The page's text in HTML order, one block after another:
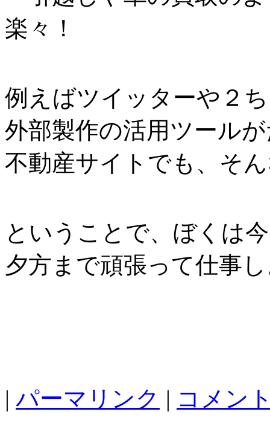
楽々！
例えばツイッターや２
外部製作の活用ツール
不動産サイトでも、そ
ということで、ぼくは
夕方まで頑張って仕事
| パーマリンク | コメン